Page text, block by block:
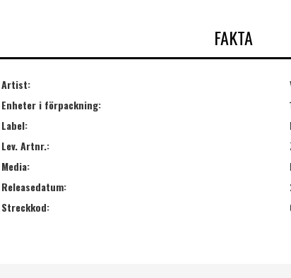
FAKTA
Artist:
Enheter i förpackning:
Label:
Lev. Artnr.:
Media:
Releasedatum:
Streckkod: